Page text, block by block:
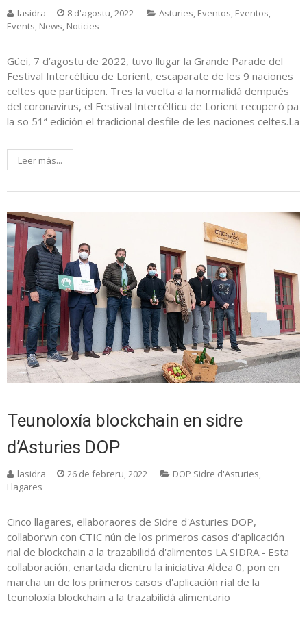
lasidra 8 d'agostu, 2022 Asturies Eventos Eventos
Events News Noticies
Güei, 7 d’agostu de 2022, tuvo llugar la Grande Parade del
Festival Intercélticu de Lorient, escaparate de les 9 naciones
celtes que participen. Tres la vuelta a la normalidá dempués
del coronavirus, el Festival Intercélticu de Lorient recuperó pa
la so 51ª edición el tradicional desfile de les naciones celtes.La
Leer más...
Teunoloxía blockchain en sidre
d’Asturies DOP
lasidra 26 de febreru, 2022 DOP Sidre d'Asturies,
Llagares
Cinco llagares, ellaboraores de Sidre d'Asturies DOP,
collaborwn con CTIC nún de los primeros casos d'aplicación
rial de blockchain a la trazabilidá d'alimentos LA SIDRA.- Esta
collaboración, enartada dientru la iniciativa Aldea 0, pon en
marcha un de los primeros casos d'aplicación rial de la
teunoloxía blockchain a la trazabilidá alimentario